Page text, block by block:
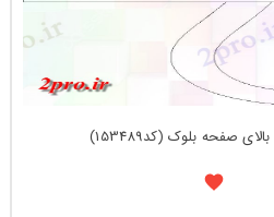
صفحه بلوک (کد153489)